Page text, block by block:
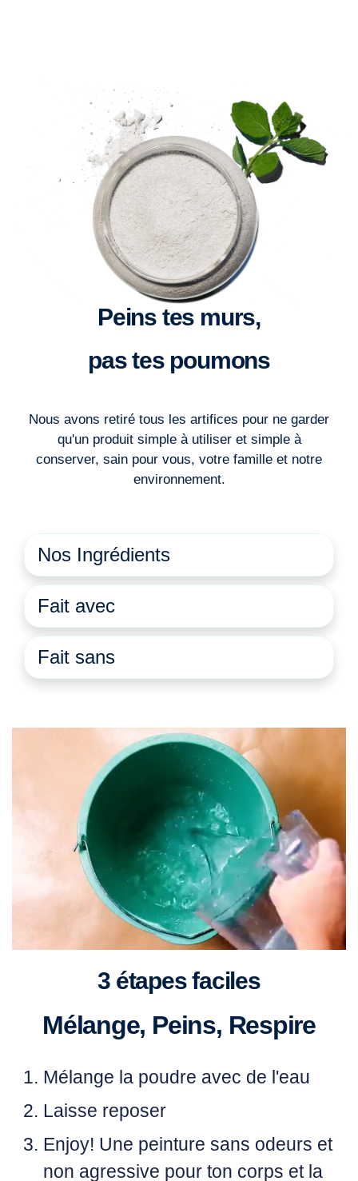
Peins tes murs,
pas tes poumons
Nous avons retiré tous les artifices pour ne garder
qu'un produit simple à utiliser et simple à
conserver, sain pour vous, votre famille et notre
environnement.
Nos Ingrédients
Fait avec
Fait sans
3 étapes faciles
Mélange, Peins, Respire
Mélange la poudre avec de l'eau
Laisse reposer
Enjoy! Une peinture sans odeurs et
non agressive pour ton corps et la